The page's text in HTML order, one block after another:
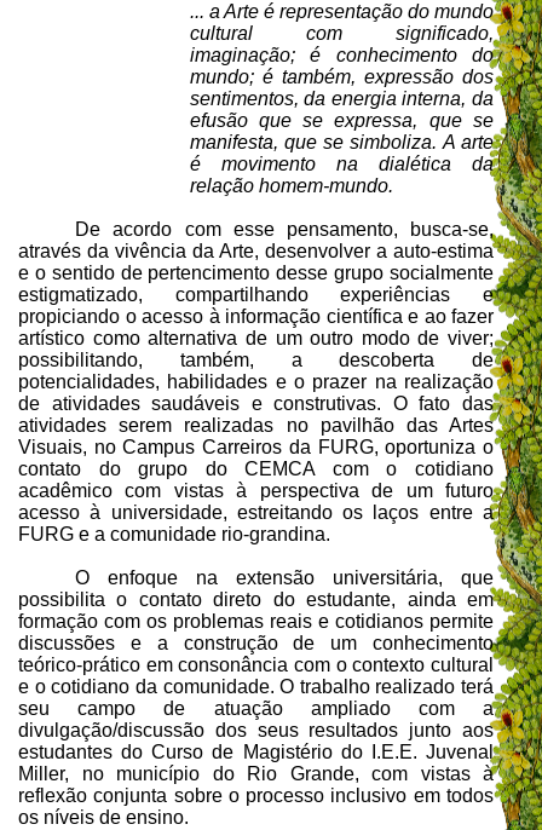
... a Arte é representação do mundo
cultural com significado,
imaginação; é conhecimento do
mundo; é também, expressão dos
sentimentos, da energia interna, da
efusão que se expressa, que se
manifesta, que se simboliza. A arte
é movimento na dialética da
relação homem-mundo.
De acordo com esse pensamento, busca-se,
através da vivência da Arte, desenvolver a auto-estima
e o sentido de pertencimento desse grupo socialmente
estigmatizado, compartilhando experiências e
propiciando o acesso à informação científica e ao fazer
artístico como alternativa de um outro modo de viver;
possibilitando, também, a descoberta de
potencialidades, habilidades e o prazer na realização
de atividades saudáveis e construtivas. O fato das
atividades serem realizadas no pavilhão das Artes
Visuais, no Campus Carreiros da FURG, oportuniza o
contato do grupo do CEMCA com o cotidiano
acadêmico com vistas à perspectiva de um futuro
acesso à universidade, estreitando os laços entre a
FURG e a comunidade rio-grandina.
O enfoque na extensão universitária, que
possibilita o contato direto do estudante, ainda em
formação com os problemas reais e cotidianos permite
discussões e a construção de um conhecimento
teórico-prático em consonância com o contexto cultural
e o cotidiano da comunidade. O trabalho realizado terá
seu campo de atuação ampliado com a
divulgação/discussão dos seus resultados junto aos
estudantes do Curso de Magistério do I.E.E. Juvenal
Miller, no município do Rio Grande, com vistas à
reflexão conjunta sobre o processo inclusivo em todos
os níveis de ensino.